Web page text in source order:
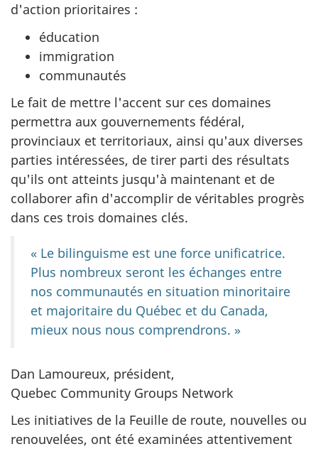
d'action prioritaires :
éducation
immigration
communautés
Le fait de mettre l'accent sur ces domaines
permettra aux gouvernements fédéral,
provinciaux et territoriaux, ainsi qu'aux diverses
parties intéressées, de tirer parti des résultats
qu'ils ont atteints jusqu'à maintenant et de
collaborer afin d'accomplir de véritables progrès
dans ces trois domaines clés.
« Le bilinguisme est une force unificatrice.
Plus nombreux seront les échanges entre
nos communautés en situation minoritaire
et majoritaire du Québec et du Canada,
mieux nous nous comprendrons. »
Dan Lamoureux, président,
Quebec Community Groups Network
Les initiatives de la Feuille de route, nouvelles ou
renouvelées, ont été examinées attentivement